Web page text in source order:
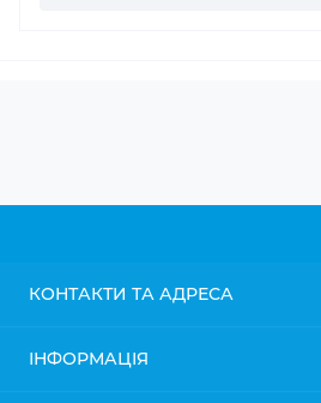
КОНТАКТИ ТА АДРЕСА
ІНФОРМАЦІЯ